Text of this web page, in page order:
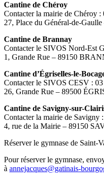
Cantine de Chéroy
Contacter la mairie de Chéroy :
27, Place du Général-de-
Cantine de Brannay
Contacter le SIVOS Nord-Est
1, Grande Rue – 89150
Cantine d’Égriselles-le-
Contacter le SIVOS CESV :
26, Grande Rue – 89500
Cantine de Savigny-sur-
Contacter la mairie de Savigny
4, rue de la Mairie – 89150
Réserver le gymnase de Saint-
Pour réserver le gymnase,
à annejacques@gatinais-